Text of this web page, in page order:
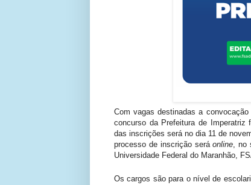
Com vagas destinadas a
concurso da Prefeitura de
das inscrições será no dia 11 de
processo de inscrição seráonline ,
Universidade Federal do Maranhão,
Os cargos são para o nível de